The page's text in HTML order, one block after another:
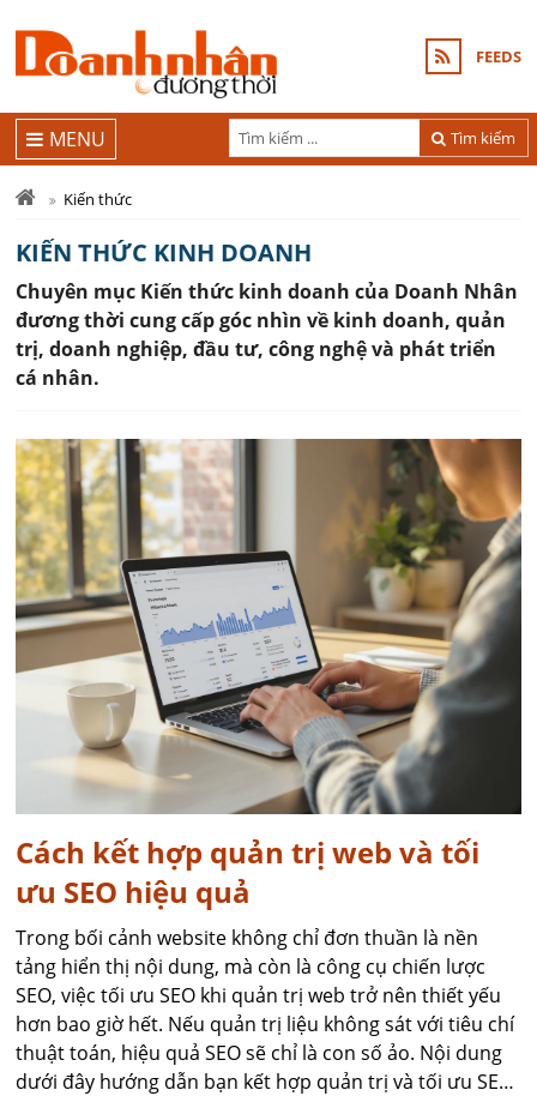
FEEDS
Tìm kiếm
MENU
Kiến thức
KIẾN THỨC KINH DOANH
Chuyên mục Kiến thức kinh doanh của Doanh Nhân
đương thời cung cấp góc nhìn về kinh doanh, quản
trị, doanh nghiệp, đầu tư, công nghệ và phát triển
cá nhân.
Cách kết hợp quản trị web và tối
ưu SEO hiệu quả
Trong bối cảnh website không chỉ đơn thuần là nền
tảng hiển thị nội dung, mà còn là công cụ chiến lược
SEO, việc tối ưu SEO khi quản trị web trở nên thiết yếu
hơn bao giờ hết. Nếu quản trị liệu không sát với tiêu chí
thuật toán, hiệu quả SEO sẽ chỉ là con số ảo. Nội dung
dưới đây hướng dẫn bạn kết hợp quản trị và tối ưu SEO